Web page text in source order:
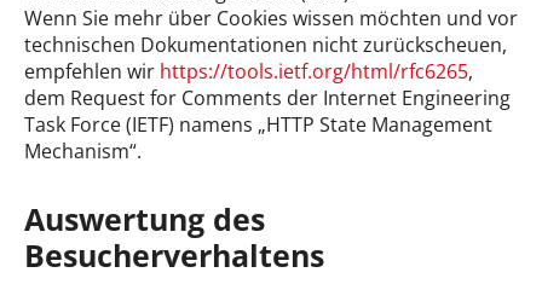
Wenn Sie mehr über Cookies wissen möchten und vor
technischen Dokumentationen nicht zurückscheuen,
empfehlen wir https://tools.ietf.org/html/rfc6265,
dem Request for Comments der Internet Engineering
Task Force (IETF) namens „HTTP State Management
Mechanism“.
Auswertung des
Besucherverhaltens